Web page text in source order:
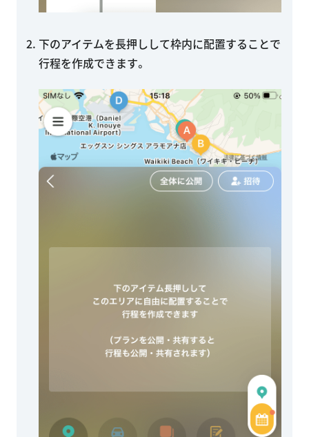
下のアイテムを長押しして枠内に配置することで
行程を作成できます。